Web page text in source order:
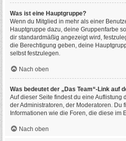
Was ist eine Hauptgruppe?
Wenn du Mitglied in mehr als einer
Hauptgruppe dazu, deine Gruppenfarbe
dir standardmäßig angezeigt wird,
die Berechtigung geben, deine
selbst festzulegen.
Nach oben
Was bedeutet der „Das Team“-Link auf
Auf dieser Seite findest du eine Auflistung
der Administratoren, der Moderatoren. Du
Informationen wie die Foren, die diese im
Nach oben